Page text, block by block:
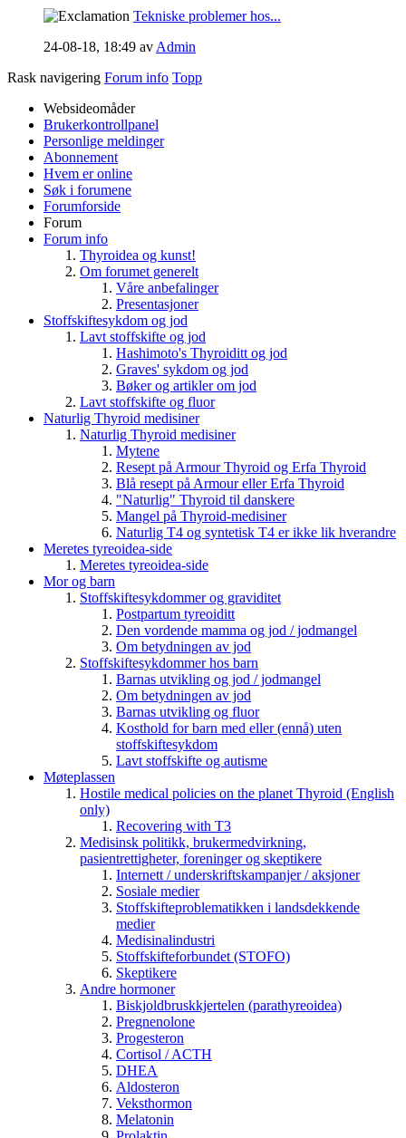
Tekniske problemer hos...
24-08-18, 18:49 av Admin
Rask navigering Forum info Topp
Websideomåder
Brukerkontrollpanel
Personlige meldinger
Abonnement
Hvem er online
Søk i forumene
Forumforside
Forum
Forum info
Thyroidea og kunst!
Om forumet generelt
Våre anbefalinger
Presentasjoner
Stoffskiftesykdom og jod
Lavt stoffskifte og jod
Hashimoto's Thyroiditt og jod
Graves' sykdom og jod
Bøker og artikler om jod
Lavt stoffskifte og fluor
Naturlig Thyroid medisiner
Naturlig Thyroid medisiner
Mytene
Resept på Armour Thyroid og Erfa Thyroid
Blå resept på Armour eller Erfa Thyroid
"Naturlig" Thyroid til danskere
Mangel på Thyroid-medisiner
Naturlig T4 og syntetisk T4 er ikke lik hverandre
Meretes tyreoidea-side
Meretes tyreoidea-side
Mor og barn
Stoffskiftesykdommer og graviditet
Postpartum tyreoiditt
Den vordende mamma og jod / jodmangel
Om betydningen av jod
Stoffskiftesykdommer hos barn
Barnas utvikling og jod / jodmangel
Om betydningen av jod
Barnas utvikling og fluor
Kosthold for barn med eller (ennå) uten
stoffskiftesykdom
Lavt stoffskifte og autisme
Møteplassen
Hostile medical policies on the planet Thyroid (English
only)
Recovering with T3
Medisinsk politikk, brukermedvirkning,
pasientrettigheter, foreninger og skeptikere
Internett / underskriftskampanjer / aksjoner
Sosiale medier
Stoffskifteproblematikken i landsdekkende
medier
Medisinalindustri
Stoffskifteforbundet (STOFO)
Skeptikere
Andre hormoner
Biskjoldbruskkjertelen (parathyreoidea)
Pregnenolone
Progesteron
Cortisol / ACTH
DHEA
Aldosteron
Veksthormon
Melatonin